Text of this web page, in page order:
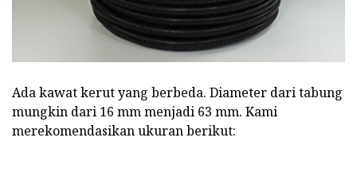
Ada kawat kerut yang berbeda. Diameter dari tabung
mungkin dari 16 mm menjadi 63 mm. Kami
merekomendasikan ukuran berikut: